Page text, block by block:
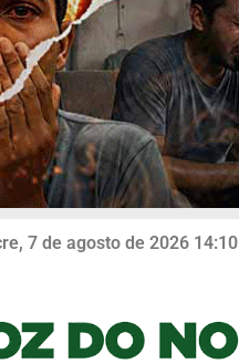
7 de agosto de 2026 14:10